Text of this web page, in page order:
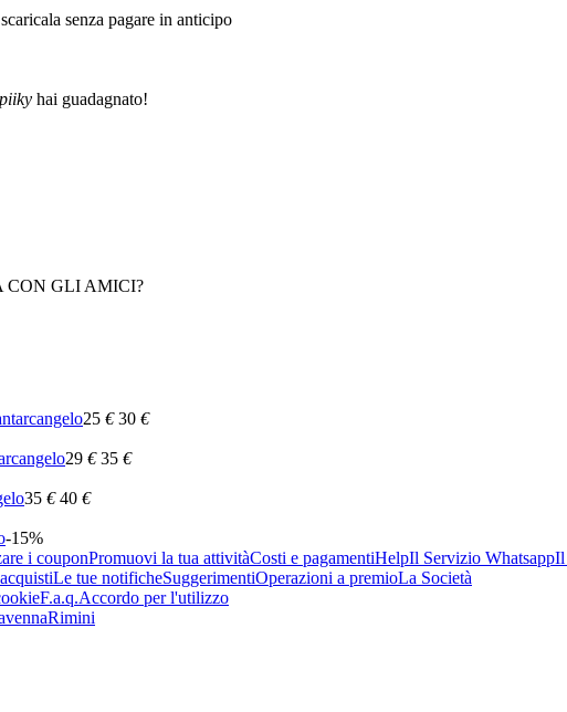
senza pagare in anticipo
hai guadagnato!
CON GLI AMICI?
25 € 30 €
29 € 35 €
35 € 40 €
-15%
i couponPromuovi la tua attivitàCosti e pagamentiHelpIl Servizio WhatsappIl
Le tue notificheSuggerimentiOperazioni a premioLa Società
F.a.q.Accordo per l'utilizzo
Rimini